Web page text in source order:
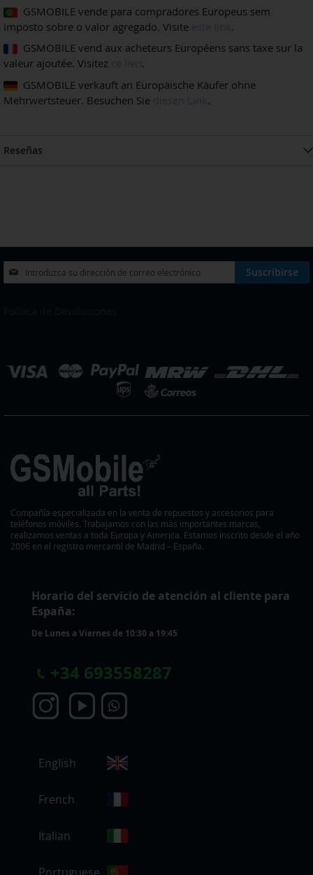
GSMOBILE vende para compradores Europeus sem
imposto sobre o valor agregado. Visite
.
GSMOBILE vend aux acheteurs Européens sans taxe sur la
valeur ajoutée. Visitez
.
GSMOBILE verkauft an Europäische Käufer ohne
Mehrwertsteuer. Besuchen Sie
.
Reseñas
Inscríbase
a
Suscribirse
Compañía especializada en la venta de repuestos y accesorios para
teléfonos móviles. Trabajamos con las más importantes marcas,
realizamos ventas a toda Europa y America. Estamos inscrito desde el año
2006 en el registro mercantil de Madrid – España.
Horario del servicio de atención al cliente para
España:
De Lunes a Viernes de 10:30 a 19:45
+34 693558287
English
French
Italian